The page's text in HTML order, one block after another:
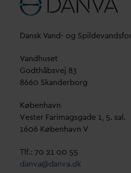
Dansk Vand- og Spildev
Vandhuset
Godthåbsvej 83
8660 Skanderborg
København
Vester Farimagsgade 1, 5. sal.
1606 København V
Tlf.: 70 21 00 55
danva@danva.dk